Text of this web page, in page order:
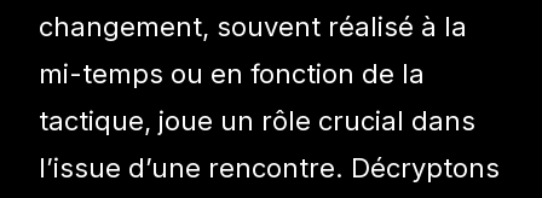
changement, souvent réalisé à la
mi-temps ou en fonction de la
tactique, joue un rôle crucial dans
l’issue d’une rencontre. Décryptons